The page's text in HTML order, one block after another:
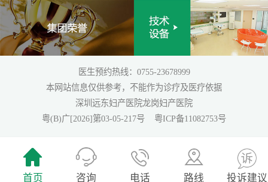
医生预约热线：0755-23678999
本网站信息仅供参考，不能作为诊疗及医疗依据
深圳远东妇产医院龙岗妇产医院
粤(B)广[2026]第03-05-217号
粤ICP备11082753号
首页 咨询 电话 路线 投诉建议